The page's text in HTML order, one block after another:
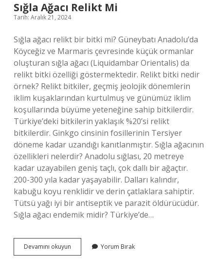
Sığla Ağacı Relikt Mi
Tarih: Aralık 21, 2024
Sığla ağacı relikt bir bitki mi? Güneybatı Anadolu’da
Köyceğiz ve Marmaris çevresinde küçük ormanlar
oluşturan sığla ağacı (Liquidambar Orientalis) da
relikt bitki özelliği göstermektedir. Relikt bitki nedir
örnek? Relikt bitkiler, geçmiş jeolojik dönemlerin
iklim kuşaklarından kurtulmuş ve günümüz iklim
koşullarında büyüme yeteneğine sahip bitkilerdir.
Türkiye’deki bitkilerin yaklaşık %20’si relikt
bitkilerdir. Ginkgo cinsinin fosillerinin Tersiyer
döneme kadar uzandığı kanıtlanmıştır. Sığla ağacının
özellikleri nelerdir? Anadolu sığlası, 20 metreye
kadar uzayabilen geniş taçlı, çok dallı bir ağaçtır.
200-300 yıla kadar yaşayabilir. Dalları kalındır,
kabuğu koyu renklidir ve derin çatlaklara sahiptir.
Tütsü yağı iyi bir antiseptik ve parazit öldürücüdür.
Sığla ağacı endemik midir? Türkiye’de…
Devamını okuyun
Ağacı
Yorum Bırak